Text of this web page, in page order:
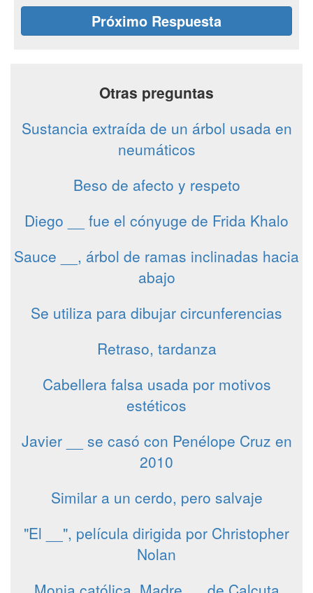
Próximo Respuesta
Otras preguntas
Sustancia extraída de un árbol usada en
neumáticos
Beso de afecto y respeto
Diego __ fue el cónyuge de Frida Khalo
Sauce __, árbol de ramas inclinadas hacia
abajo
Se utiliza para dibujar circunferencias
Retraso, tardanza
Cabellera falsa usada por motivos
estéticos
Javier __ se casó con Penélope Cruz en
2010
Similar a un cerdo, pero salvaje
"El __", película dirigida por Christopher
Nolan